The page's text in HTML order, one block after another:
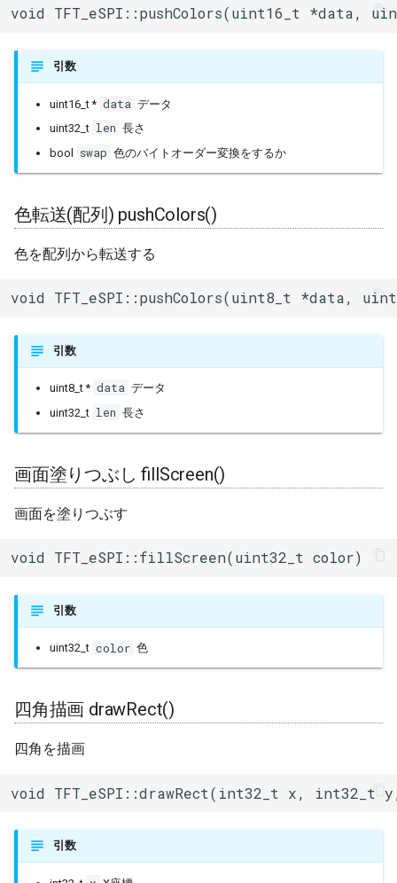
void TFT_eSPI::pushColors(uint16_t *data,
引数
uint16_t * data データ
uint32_t len 長さ
bool swap 色のバイトオーダー変換をするか
色転送(配列) pushColors()
色を配列から転送する
void TFT_eSPI::pushColors(uint8_t *data,
引数
uint8_t * data データ
uint32_t len 長さ
画面塗りつぶし fillScreen()
画面を塗りつぶす
void TFT_eSPI::fillScreen(uint32_t color)
引数
uint32_t color 色
四角描画 drawRect()
四角を描画
void TFT_eSPI::drawRect(int32_t x,
引数